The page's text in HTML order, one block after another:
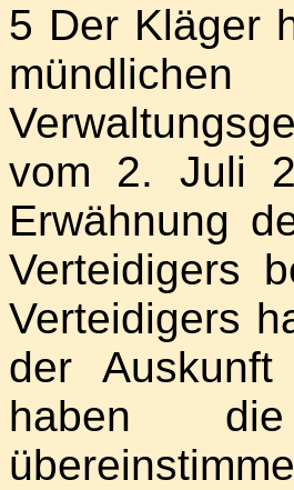
5 Der Kläger
vom 2. Juli
Erwähnung
Verteidigers
Verteidigers
der
haben